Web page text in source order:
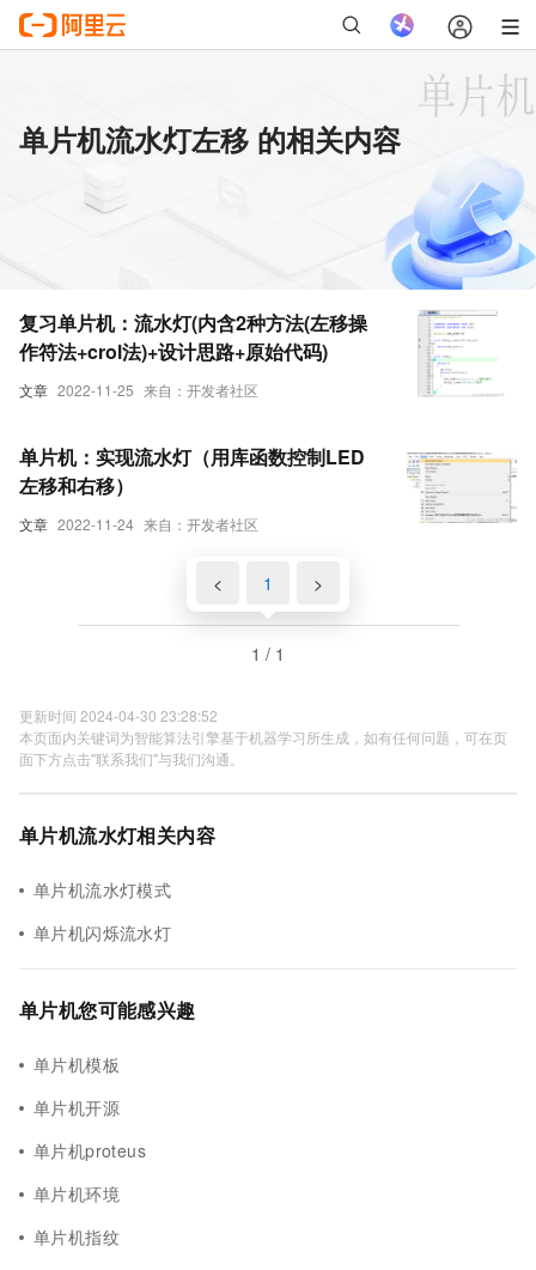
单片机流水灯左移 的相关内容
文章 2022-11-25 来自：开发者社区
复习单片机：流水灯(内含2种方法(左移操
作符法+crol法)+设计思路+原始代码)
文章 2022-11-24 来自：开发者社区
单片机：实现流水灯（用库函数控制LED
左移和右移）
< 1 >
1 / 1
更新时间 2024-04-30 23:28:52
本页面内关键词为智能算法引擎基于机器学习所生成，如有任何问题，可在页
面下方点击"联系我们"与我们沟通。
单片机流水灯相关内容
单片机流水灯模式
单片机闪烁流水灯
单片机您可能感兴趣
单片机模板
单片机开源
单片机proteus
单片机环境
单片机指纹